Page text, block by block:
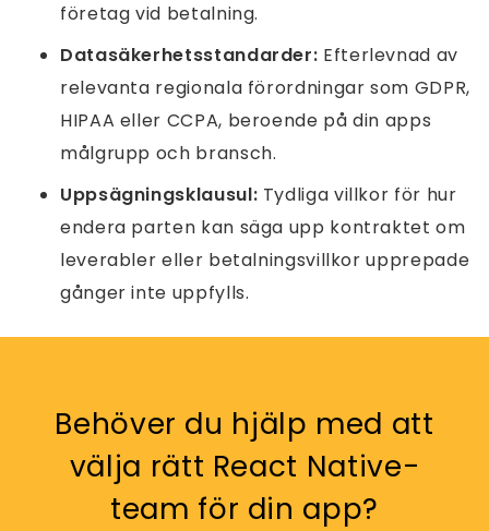
företag vid betalning.
Datasäkerhetsstandarder: Efterlevnad av
relevanta regionala förordningar som GDPR,
HIPAA eller CCPA, beroende på din apps
målgrupp och bransch.
Uppsägningsklausul: Tydliga villkor för hur
endera parten kan säga upp kontraktet om
leverabler eller betalningsvillkor upprepade
gånger inte uppfylls.
Behöver du hjälp med att
välja rätt React Native-
team för din app?